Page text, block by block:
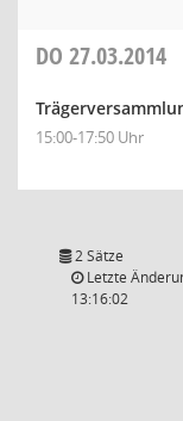
DO 27.03.2014
15:00-17:50 Uhr
2 Sätze
Letzte
13:16:02